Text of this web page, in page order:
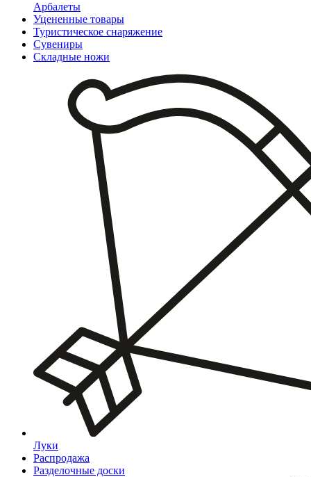
Арбалеты
Уцененные товары
Туристическое снаряжение
Сувениры
Складные ножи
Луки
Распродажа
Разделочные доски